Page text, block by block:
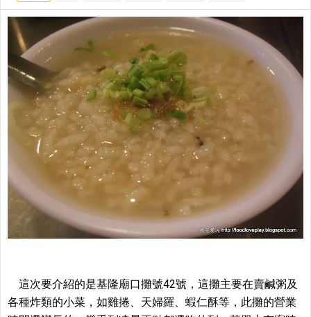
這次要介紹的是基隆廟口攤號42號，這攤主要在賣鹹粥及
各種炸類的小菜，如雞捲、天婦羅、蝦仁酥等，此攤的營業